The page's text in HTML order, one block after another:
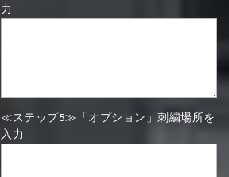
力
≪ステップ5≫「オプション」刺繍場所を
入力